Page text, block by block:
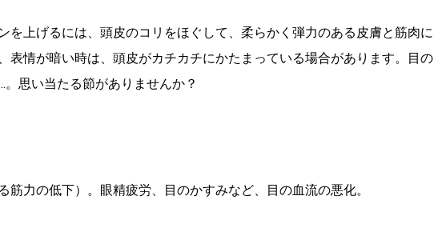
を上げるには、頭皮のコリをほぐして、柔らかく弾力のある皮膚と筋肉に
表情が暗い時は、頭皮がカチカチにかたまっている場合があります。目の
思い当たる節がありませんか？
力の低下）。眼精疲労、目のかすみなど、目の血流の悪化。